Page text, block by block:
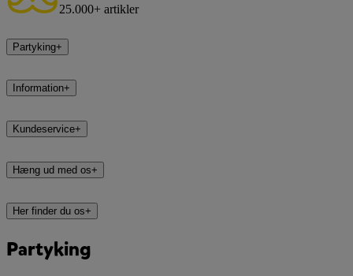
25.000+ artikler
Partyking+
Information+
Kundeservice+
Hæng ud med os+
Her finder du os+
Partyking